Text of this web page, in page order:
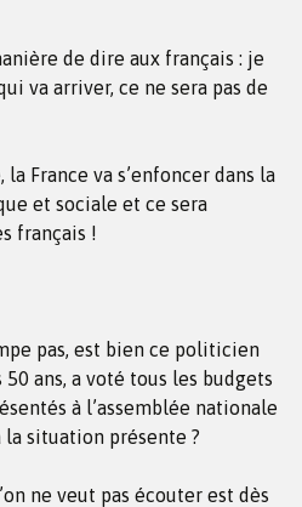
de dire aux français : je
va arriver, ce ne sera pas de
France va s’enfoncer dans la
et sociale et ce sera
français !
pas, est bien ce politicien
ans, a voté tous les budgets
à l’assemblée nationale
situation présente ?
ne veut pas écouter est dès